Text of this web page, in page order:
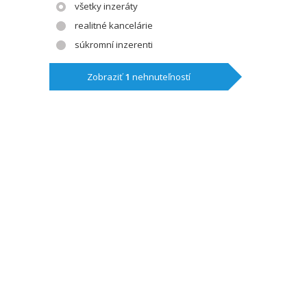
všetky inzeráty
realitné kancelárie
súkromní inzerenti
Zobraziť1 nehnuteľností